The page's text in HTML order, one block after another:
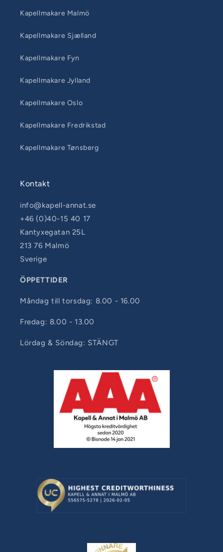
Kapellmakare Malmö
Kapellmakare Sjælland
Kapellmakare Fyn
Kapellmakare Jylland
Kapellmakare Oslo
Kapellmakare Fredrikstad
Kapellmakare Tønsberg
Kontakt
info@kapell-annat.se
+46 (0)40-15 40 17
Kantyxegatan 25L
213 76 Malmö
Sverige
ÖPPETTIDER
Måndag till torsdag: 8.00 - 16.00
Fredag: 8.00 - 13.00
Lördag & Söndag: STÄNGT